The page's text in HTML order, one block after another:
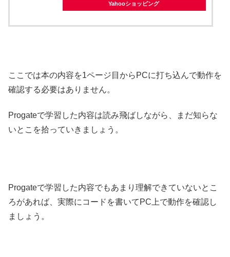
Yahooショッピング
ここでは本の内容を1ページ目からPCに打ち込んで動作を
確認する必要はありません。
Progateで学習した内容は読み飛ばしながら、まだ知らな
いとこを拾っていきましょう。
Progateで学習した内容でもあまり理解できていないとこ
ろがあれば、実際にコードを書いてPC上で動作を確認し
ましょう。